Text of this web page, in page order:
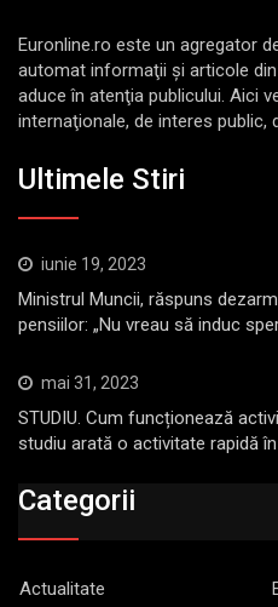
Euronline.ro este un agregator
automat informaţii şi articole
aduce în atenţia publicului. Aici
internaţionale, de interes public,
Ultimele Stiri
iunie 19, 2023
Ministrul Muncii, răspuns
pensiilor: „Nu vreau să induc
mai 31, 2023
STUDIU. Cum funcționează
studiu arată o activitate rapidă
Categorii
Actualitate